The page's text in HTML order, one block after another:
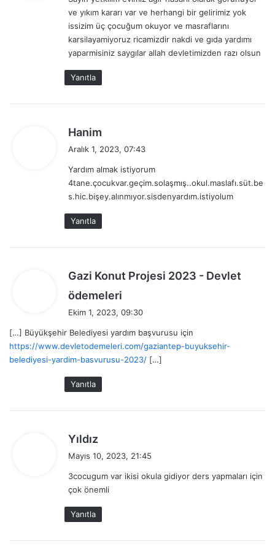
k
i
:
ve yıkım kararı var ve herhangi bir gelirimiz yok
issizim üç çocuğum okuyor ve masraflarını
karsilayamiyoruz ricamizdir nakdi ve gıda yardımı
yaparmisiniz saygılar allah devletimizden razı olsun
Yanıtla
Hanim
i
k
i
Aralık 1, 2023, 07:43
Yardım almak istiyorum
4tane.çocukvar.geçim.solaşmış..okul.maslafı.süt.be
s.hic.bişey.alınmıyor.sisdenyardım.istiyolum
Yanıtla
Gazi Konut Projesi 2023 - Devlet
ödemeleri
i
k
i
Ekim 1, 2023, 09:30
[…] Büyükşehir Belediyesi yardım başvurusu için
https://www.devletodemeleri.com/gaziantep-buyuksehir-
belediyesi-yardim-basvurusu-2023/ […]
Yanıtla
Yıldız
i
k
i
:
Mayıs 10, 2023, 21:45
3cocugum var ikisi okula gidiyor ders yapmaları için
çok önemli
Yanıtla